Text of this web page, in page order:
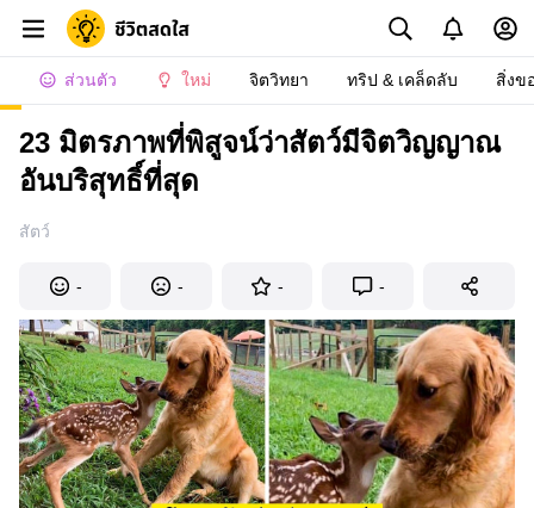
ส่วนตัว ใหม่ จิตวิทยา ทริป & เคล็ดลับ สิ่งข
23 มิตรภาพที่พิสูจน์ว่าสัตว์มีจิตวิญญาณ
อันบริสุทธิ์ที่สุด
สัตว์
- - - -